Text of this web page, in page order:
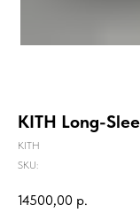
KITH Long-
KITH
SKU:
14500,00 р.